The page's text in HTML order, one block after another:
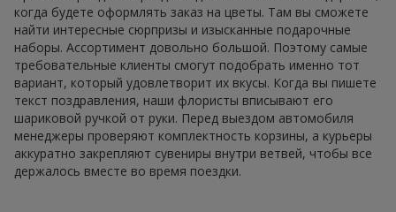
когда будете оформлять заказ на цветы. Там вы сможете
найти интересные сюрпризы и изысканные подарочные
наборы. Ассортимент довольно большой. Поэтому самые
требовательные клиенты смогут подобрать именно тот
вариант, который удовлетворит их вкусы. Когда вы пишете
текст поздравления, наши флористы вписывают его
шариковой ручкой от руки. Перед выездом автомобиля
менеджеры проверяют комплектность корзины, а курьеры
аккуратно закрепляют сувениры внутри ветвей, чтобы все
держалось вместе во время поездки.